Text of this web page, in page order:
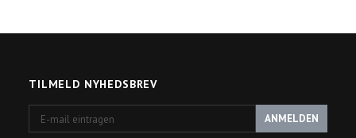
TILMELD NYHEDSBREV
mail
ANMELDEN